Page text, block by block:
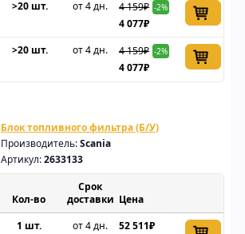
>20 шт. от 4 дн. 4 159₽ -2%
4 077₽
>20 шт. от 4 дн. 4 159₽ -2%
4 077₽
Блок топливного фильтра (Б/У)
Производитель:Scania
Артикул:2633133
Срок
доставки Цена
1 шт. от 4 дн. 52 511₽